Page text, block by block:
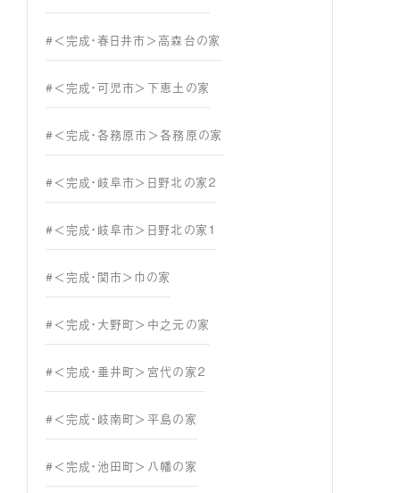
#＜完成・春日井市＞高森台の家
#＜完成・可児市＞下恵土の家
#＜完成・各務原市＞各務原の家
#＜完成・岐阜市＞日野北の家２
#＜完成・岐阜市＞日野北の家１
#＜完成・関市＞巾の家
#＜完成・大野町＞中之元の家
#＜完成・垂井町＞宮代の家２
#＜完成・岐南町＞平島の家
#＜完成・池田町＞八幡の家